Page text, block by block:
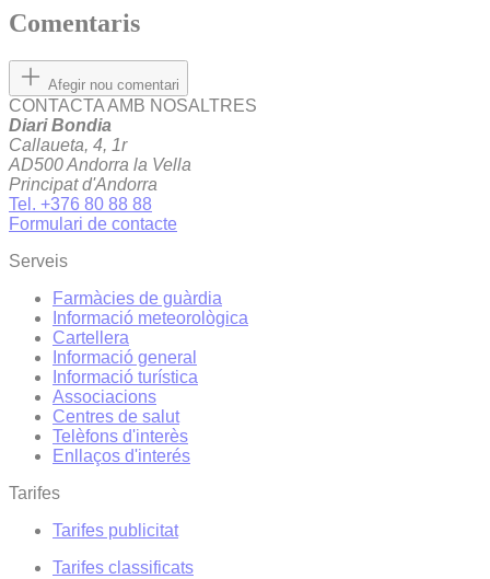
Comentaris
Afegir nou comentari
CONTACTA AMB NOSALTRES
Diari Bondia
Callaueta, 4, 1r
AD500 Andorra la Vella
Principat d'Andorra
Tel. +376 80 88 88
Formulari de contacte
Serveis
Farmàcies de guàrdia
Informació meteorològica
Cartellera
Informació general
Informació turística
Associacions
Centres de salut
Telèfons d'interès
Enllaços d'interés
Tarifes
Tarifes publicitat
Tarifes classificats